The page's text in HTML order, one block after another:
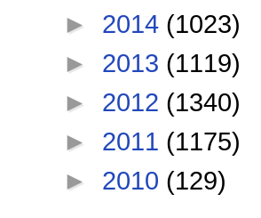
► 2014 (1023)
► 2013 (1119)
► 2012 (1340)
► 2011 (1175)
► 2010 (129)